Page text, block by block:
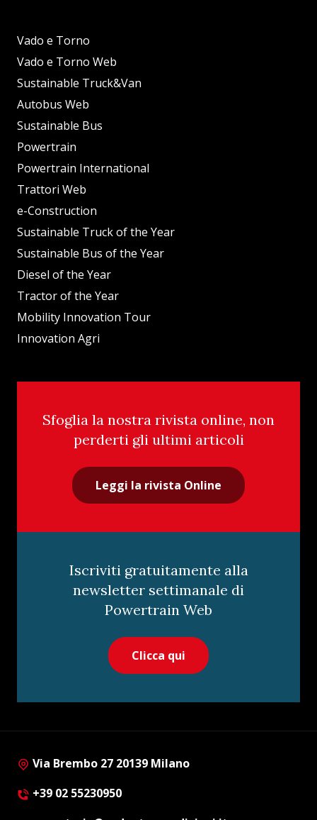
Vado e Torno
Vado e Torno Web
Sustainable Truck&Van
Autobus Web
Sustainable Bus
Powertrain
Powertrain International
Trattori Web
e-Construction
Sustainable Truck of the Year
Sustainable Bus of the Year
Diesel of the Year
Tractor of the Year
Mobility Innovation Tour
Innovation Agri
Sfoglia la nostra rivista online, non
perderti gli ultimi articoli
Leggi la rivista Online
Iscriviti gratuitamente alla
newsletter settimanale di
Powertrain Web
Clicca qui
Via Brembo 27 20139 Milano
+39 02 55230950